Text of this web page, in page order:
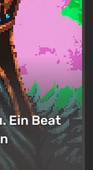
Ein Beat